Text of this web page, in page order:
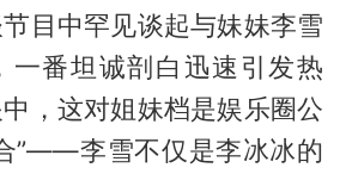
目中罕见谈起与妹妹李雪
一番坦诚剖白迅速引发热
，这对姐妹档是娱乐圈公
”——李雪不仅是李冰冰的